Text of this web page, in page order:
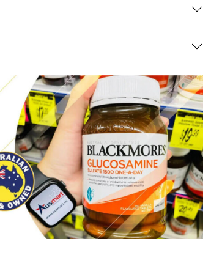
chứng đau rát, tiểu buốt do viêm nhiễm.
viêm nhiễm đường tiết niệu.
giảm nồng độ acid từ đó giúp giảm kích
đường tiết niệu, bàng quang.
qua nước tiểu, duy trì hệ tiết niệu sạch và
tái phát.